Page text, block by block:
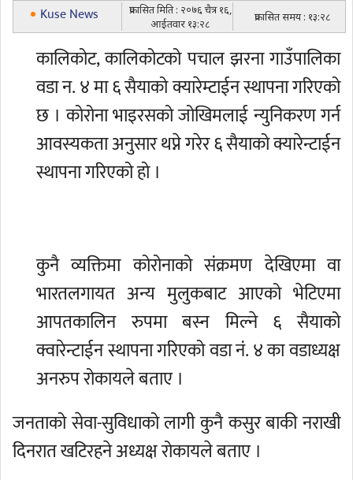
Kuse News
प्रकासित मिति : २०७६ चैत्र १६,
आईतवार १३:२८
प्रकासित समय : १३:२८
कालिकोट, कालिकोटको पचाल झरना गाउँपालिका
वडा न. ४ मा ६ सैयाको क्यारेम्टाईन स्थापना गरिएको
छ । कोरोना भाइरसको जोखिमलाई न्युनिकरण गर्न
आवस्यकता अनुसार थप्ने गरेर ६ सैयाको क्यारेन्टाईन
स्थापना गरिएको हो ।
कुनै व्यक्तिमा कोरोनाको संक्रमण देखिएमा वा
भारतलगायत अन्य मुलुकबाट आएको भेटिएमा
आपतकालिन रुपमा बस्न मिल्ने ६ सैयाको
क्वारेन्टाईन स्थापना गरिएको वडा नं. ४ का वडाध्यक्ष
अनरुप रोकायले बताए ।
जनताको सेवा-सुविधाको लागी कुनै कसुर बाकी नराखी
दिनरात खटिरहने अध्यक्ष रोकायले बताए ।